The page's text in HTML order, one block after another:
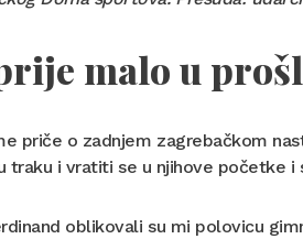
malo u
priče o zadnjem zagrebačkom
traku i vratiti se u njihove početke
oblikovali su mi polovicu